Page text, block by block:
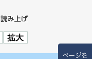
読み上げ
拡大
ページを